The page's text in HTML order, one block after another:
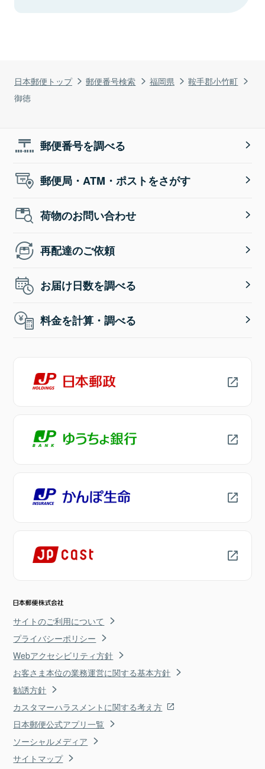
日本郵便トップ 郵便番号検索 福岡県
鞍手郡小竹町
御徳
郵便番号を調べる
郵便局・ATM・ポストをさがす
荷物のお問い合わせ
再配達のご依頼
お届け日数を調べる
料金を計算・調べる
サイトのご利用について
プライバシーポリシー
Webアクセシビリティ方針
お客さま本位の業務運営に関する基本方針
勧誘方針
カスタマーハラスメントに関する考え方
日本郵便公式アプリ一覧
ソーシャルメディア
サイトマップ